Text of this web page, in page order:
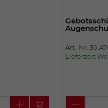
Art.-Nr.
Lieferzeit